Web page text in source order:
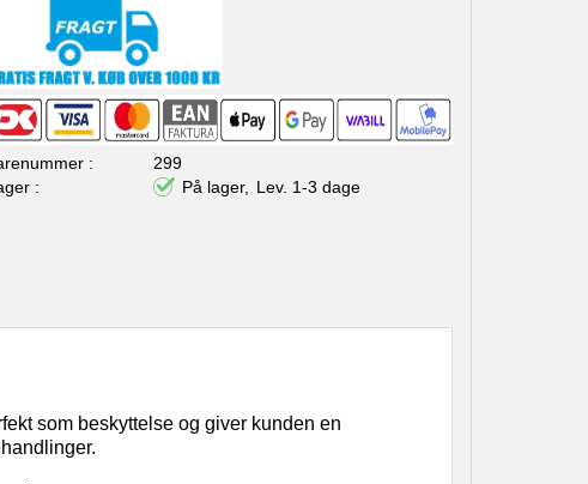
299
På lager,
Lev. 1-3 dage
som beskyttelse og giver kunden en